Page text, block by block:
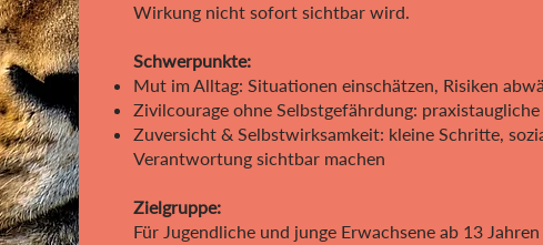
Wirkung nicht sofort sichtbar wird.
Schwerpunkte:
Mut im Alltag: Situationen einschätzen, Risiken
Zivilcourage ohne Selbstgefährdung:
Zuversicht & Selbstwirksamkeit: kleine Schritte,
Verantwortung sichtbar machen
Zielgruppe:
Für Jugendliche und junge Erwachsene ab 13